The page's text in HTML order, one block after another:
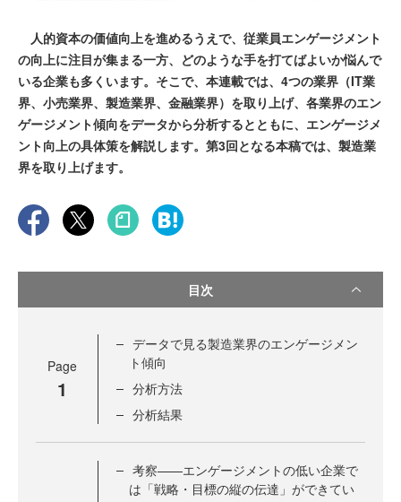
人的資本の価値向上を進めるうえで、従業員エンゲージメント
の向上に注目が集まる一方、どのような手を打てばよいか悩んで
いる企業も多くいます。そこで、本連載では、4つの業界（IT業
界、小売業界、製造業界、金融業界）を取り上げ、各業界のエン
ゲージメント傾向をデータから分析するとともに、エンゲージメ
ント向上の具体策を解説します。第3回となる本稿では、製造業
界を取り上げます。
目次
Page
1
データで見る製造業界のエンゲージメン
ト傾向
分析方法
分析結果
考察——エンゲージメントの低い企業で
は「戦略・目標の縦の伝達」ができてい